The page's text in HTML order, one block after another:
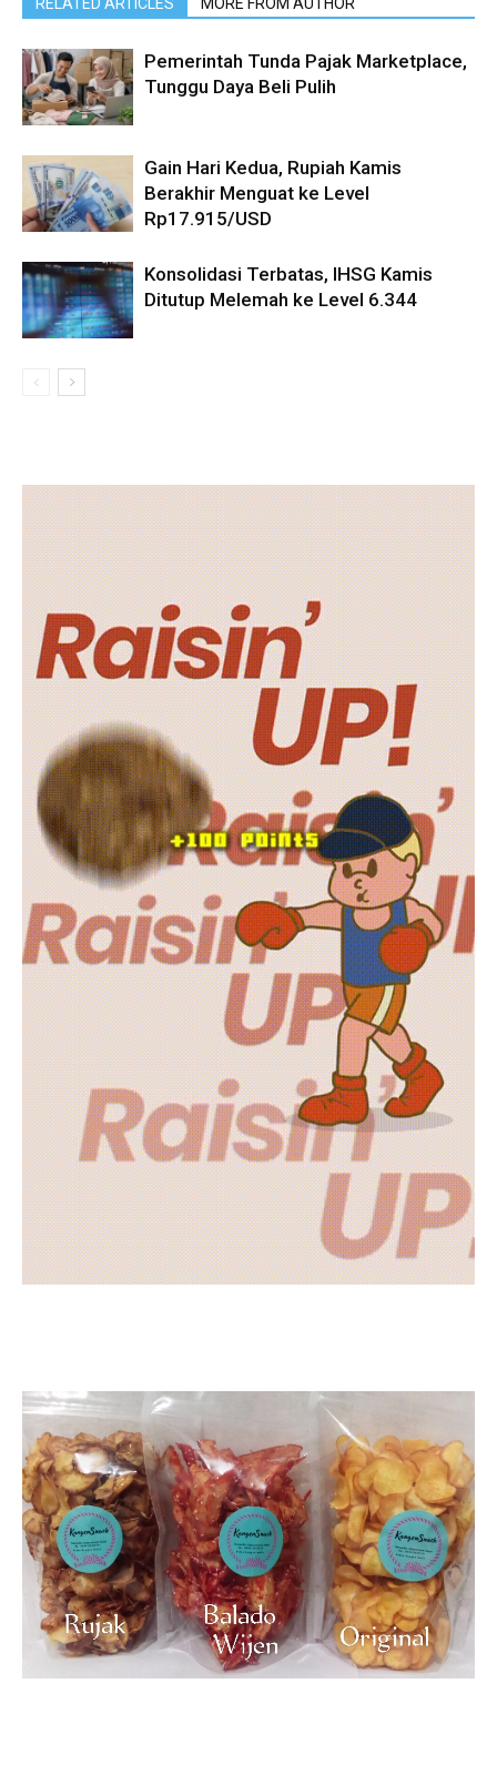
Pemerintah Tunda Pajak Marketplace,
Tunggu Daya Beli Pulih
Gain Hari Kedua, Rupiah Kamis
Berakhir Menguat ke Level
Rp17.915/USD
Konsolidasi Terbatas, IHSG Kamis
Ditutup Melemah ke Level 6.344